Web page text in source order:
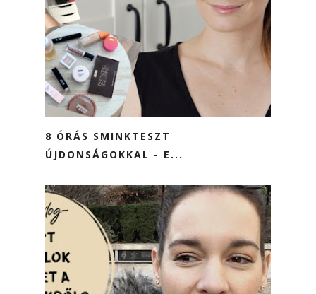
8 ÓRÁS SMINKTESZT
ÚJDONSÁGOKKAL - E...